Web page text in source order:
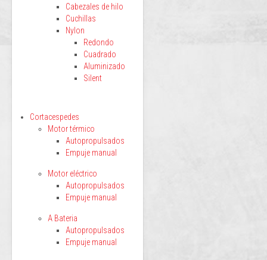
Cabezales de hilo
Cuchillas
Nylon
Redondo
Cuadrado
Aluminizado
Silent
Cortacespedes
Motor térmico
Autopropulsados
Empuje manual
Motor eléctrico
Autopropulsados
Empuje manual
A Bateria
Autopropulsados
Empuje manual